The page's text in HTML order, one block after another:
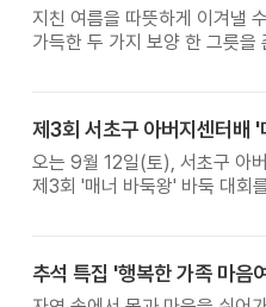
지친 여름을 따뜻하게 이겨낼
가득한 두 가지 보양 한 그릇을
오는 9월 12일(토), 서초구 아
제3회 '매너 바둑왕' 바둑 대회
추석 특집 '행복한 가족 마음